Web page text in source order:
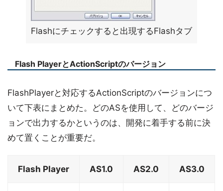
Flashにチェックすると出現するFlashタブ
Flash PlayerとActionScriptのバージョン
FlashPlayerと対応するActionScriptのバージョンにつ
いて下表にまとめた。どのASを使用して、どのバージ
ョンで出力するかというのは、開発に着手する前に決
めて置くことが重要だ。
Flash Player AS1.0 AS2.0 AS3.0